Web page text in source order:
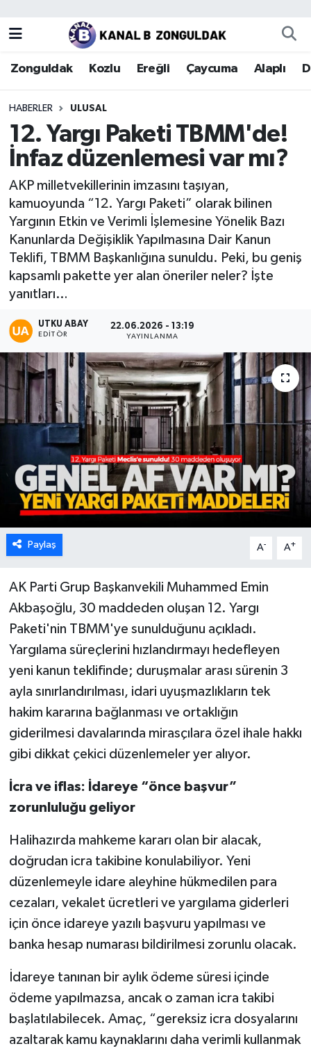
Zonguldak Kozlu Ereğli Çaycuma Alaplı
HABERLER ULUSAL
12. Yargı Paketi TBMM'de!
İnfaz düzenlemesi var mı?
AKP milletvekillerinin imzasını taşıyan,
kamuoyunda “12. Yargı Paketi” olarak bilinen
Yargının Etkin ve Verimli İşlemesine Yönelik Bazı
Kanunlarda Değişiklik Yapılmasına Dair Kanun
Teklifi, TBMM Başkanlığına sunuldu. Peki, bu geniş
kapsamlı pakette yer alan öneriler neler? İşte
yanıtları…
UTKU ABAY
EDITÖR
22.06.2026 - 13:19
YAYINLANMA
Paylaş A- A+
AK Parti Grup Başkanvekili Muhammed Emin
Akbaşoğlu, 30 maddeden oluşan 12. Yargı
Paketi'nin TBMM'ye sunulduğunu açıkladı.
Yargılama süreçlerini hızlandırmayı hedefleyen
yeni kanun teklifinde; duruşmalar arası sürenin 3
ayla sınırlandırılması, idari uyuşmazlıkların tek
hakim kararına bağlanması ve ortaklığın
giderilmesi davalarında mirasçılara özel ihale hakkı
gibi dikkat çekici düzenlemeler yer alıyor.
İcra ve iflas: İdareye “önce başvur”
zorunluluğu geliyor
Halihazırda mahkeme kararı olan bir alacak,
doğrudan icra takibine konulabiliyor. Yeni
düzenlemeyle idare aleyhine hükmedilen para
cezaları, vekalet ücretleri ve yargılama giderleri
için önce idareye yazılı başvuru yapılması ve
banka hesap numarası bildirilmesi zorunlu olacak.
İdareye tanınan bir aylık ödeme süresi içinde
ödeme yapılmazsa, ancak o zaman icra takibi
başlatılabilecek. Amaç, “gereksiz icra dosyalarını
azaltarak kamu kaynaklarını daha verimli kullanmak
Zonguldak
Kozlu
Ereğli
Çaycuma
Devrek
Gökçebey
Bartın
Karabük
Spor
Ulusal
Zonguldak Nöbetçi Eczaneler
Zonguldak Hava Durumu
Zonguldak Trafik Yoğunluk Haritası
Puan Durumu ve Fikstür
Son Dakika Haberleri
Haber Arşivi